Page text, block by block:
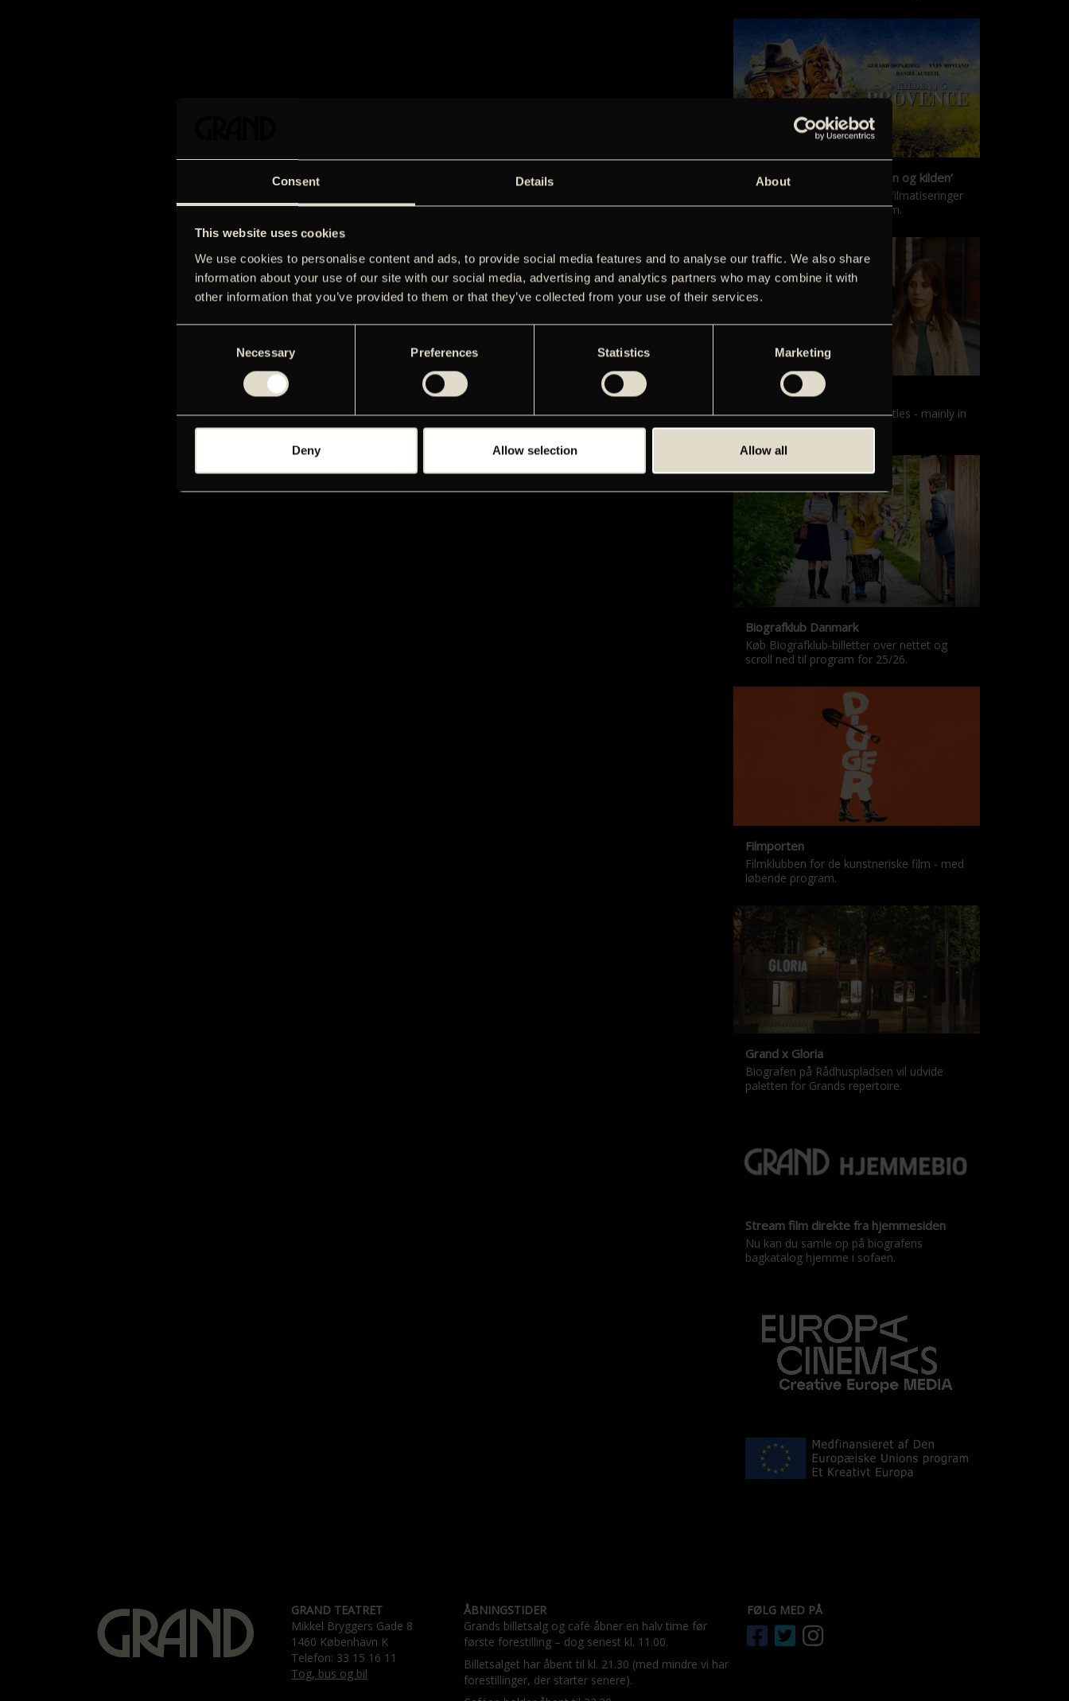
Consent Details About
This website uses cookies
We use cookies to personalise content and ads, to provide social media features and to analyse our traffic. We also share
information about your use of our site with our social media, advertising and analytics partners who may combine it with
other information that you’ve provided to them or that they’ve collected from your use of their services.
Necessary Preferences Statistics Marketing
Deny Allow selection Allow all
‘Kilden i Provence’ & ‘Manon og kilden’
De klassiske Marcel Pagnol-filmatiseringer
er tilbage i nyrestaureret form.
Films with English subtitles
Screenings with English subtitles - mainly in
our sister cinema, Gloria.
Biografklub Danmark
Køb Biografklub-billetter over nettet og
scroll ned til program for 25/26.
Filmporten
Filmklubben for de kunstneriske film - med
løbende program.
Grand x Gloria
Biografen på Rådhuspladsen vil udvide
paletten for Grands repertoire.
Stream film direkte fra hjemmesiden
Nu kan du samle op på biografens
bagkatalog hjemme i sofaen.
GRAND TEATRET
Mikkel Bryggers Gade 8
1460 København K
Telefon: 33 15 16 11
Tog, bus og bil
ÅBNINGSTIDER
Grands billetsalg og café åbner en halv time før
første forestilling – dog senest kl. 11.00.
Billetsalget har åbent til kl. 21.30 (med mindre vi har
forestillinger, der starter senere).
FØLG MED PÅ